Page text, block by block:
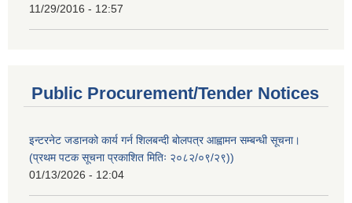
11/29/2016 - 12:57
Public Procurement/Tender Notices
इन्टरनेट जडानको कार्य गर्न शिलबन्दी बोलपत्र आह्वामन सम्बन्धी सूचना।
(प्रथम पटक सूचना प्रकाशित मितिः २०८२/०९/२९))
01/13/2026 - 12:04